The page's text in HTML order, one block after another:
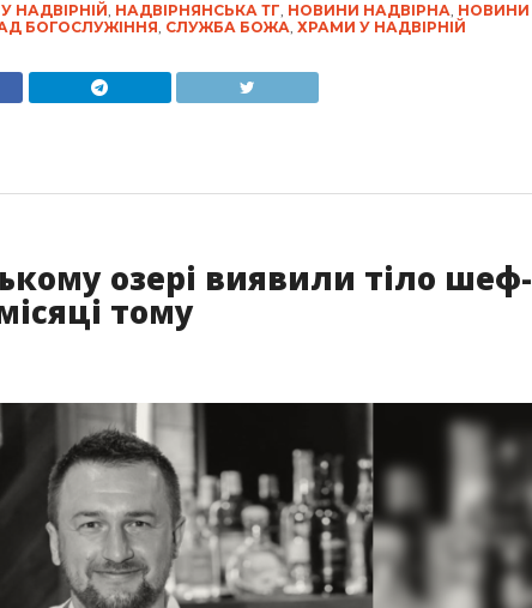
НАДВІРНІЙ, НАДВІРНЯНСЬКА ТГ, НОВИНИ НАДВІРНА, НОВИНИ
БОГОСЛУЖІННЯ, СЛУЖБА БОЖА, ХРАМИ У НАДВІРНІЙ
озері виявили тіло шеф-
тому